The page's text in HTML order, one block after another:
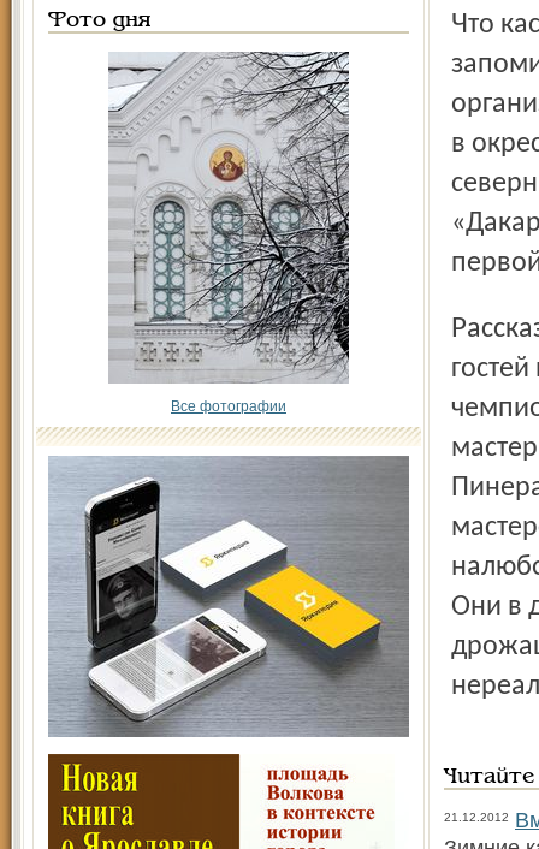
Фото дня
Все фотографии
Что касается событий предыдущих дней, то самым
в
Рассказывают, что Арика не знала такого количества
Они в
21.12.2012